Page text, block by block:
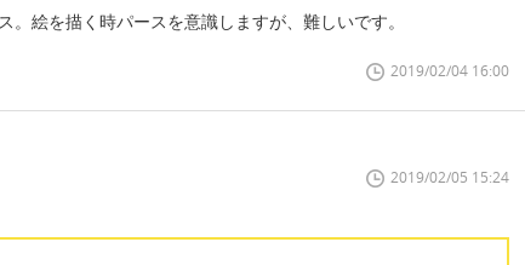
絵を描く時パースを意識しますが、難しいです。
2019/02/04 16:00
2019/02/05 15:24